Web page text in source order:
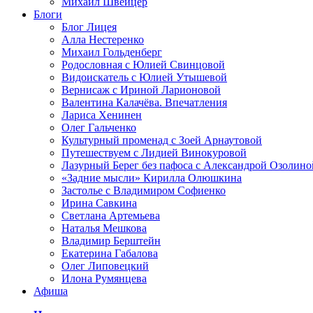
Блоги
Блог Лицея
Алла Нестеренко
Михаил Гольденберг
Родословная с Юлией Свинцовой
Видоискатель с Юлией Утышевой
Вернисаж с Ириной Ларионовой
Валентина Калачёва. Впечатления
Лариса Хенинен
Олег Гальченко
Культурный променад с Зоей Арнаутовой
Путешествуем с Лидией Винокуровой
Лазурный Берег без пафоса с Александрой
«Задние мысли» Кирилла Олюшкина
Застолье с Владимиром Софиенко
Ирина Савкина
Светлана Артемьева
Наталья Мешкова
Владимир Берштейн
Екатерина Габалова
Олег Липовецкий
Илона Румянцева
Афиша